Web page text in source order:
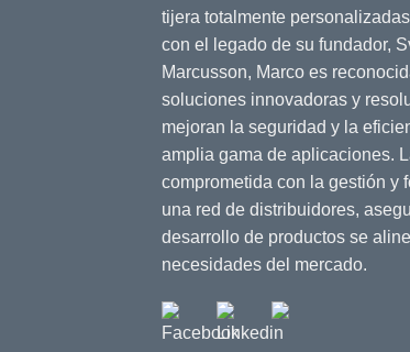
tijera totalmente
con el legado de su fundador,
Marcusson, Marco es
soluciones innovadoras y
mejoran la seguridad y la
amplia gama de aplicaciones.
comprometida con la gestión y
una red de distribuidores,
desarrollo de productos se
necesidades del mercado.